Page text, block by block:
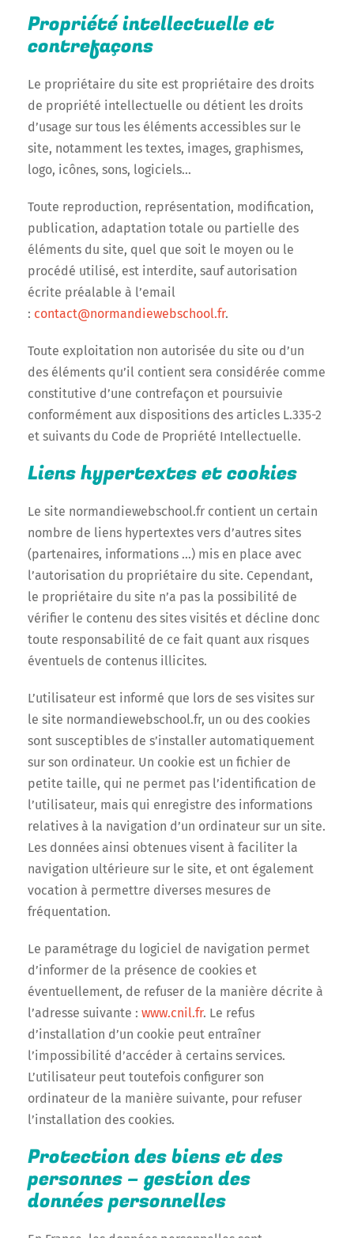
Propriété intellectuelle et
contrefaçons
Le propriétaire du site est propriétaire des droits
de propriété intellectuelle ou détient les droits
d’usage sur tous les éléments accessibles sur le
site, notamment les textes, images, graphismes,
logo, icônes, sons, logiciels…
Toute reproduction, représentation, modification,
publication, adaptation totale ou partielle des
éléments du site, quel que soit le moyen ou le
procédé utilisé, est interdite, sauf autorisation
écrite préalable à l’email
: contact@normandiewebschool.fr.
Toute exploitation non autorisée du site ou d’un
des éléments qu’il contient sera considérée comme
constitutive d’une contrefaçon et poursuivie
conformément aux dispositions des articles L.335-2
et suivants du Code de Propriété Intellectuelle.
Liens hypertextes et cookies
Le site normandiewebschool.fr contient un certain
nombre de liens hypertextes vers d’autres sites
(partenaires, informations …) mis en place avec
l’autorisation du propriétaire du site. Cependant,
le propriétaire du site n’a pas la possibilité de
vérifier le contenu des sites visités et décline donc
toute responsabilité de ce fait quant aux risques
éventuels de contenus illicites.
L’utilisateur est informé que lors de ses visites sur
le site normandiewebschool.fr, un ou des cookies
sont susceptibles de s’installer automatiquement
sur son ordinateur. Un cookie est un fichier de
petite taille, qui ne permet pas l’identification de
l’utilisateur, mais qui enregistre des informations
relatives à la navigation d’un ordinateur sur un site.
Les données ainsi obtenues visent à faciliter la
navigation ultérieure sur le site, et ont également
vocation à permettre diverses mesures de
fréquentation.
Le paramétrage du logiciel de navigation permet
d’informer de la présence de cookies et
éventuellement, de refuser de la manière décrite à
l’adresse suivante : www.cnil.fr. Le refus
d’installation d’un cookie peut entraîner
l’impossibilité d’accéder à certains services.
L’utilisateur peut toutefois configurer son
ordinateur de la manière suivante, pour refuser
l’installation des cookies.
Protection des biens et des
personnes – gestion des
données personnelles